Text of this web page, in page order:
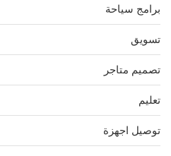
برامج سياحة
تسويق
تصميم متاجر
تعليم
توصيل اجهزة